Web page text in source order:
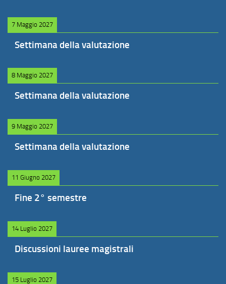
7 Maggio 2027
Settimana della valutazione
8 Maggio 2027
Settimana della valutazione
9 Maggio 2027
Settimana della valutazione
11 Giugno 2027
Fine 2° semestre
14 Luglio 2027
Discussioni lauree magistrali
15 Luglio 2027